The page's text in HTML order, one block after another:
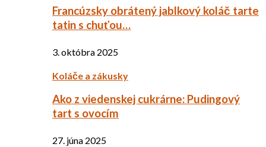
Francúzsky obrátený jablkový koláč tarte
tatin s chuťou…
3. októbra 2025
Koláče a zákusky
Ako z viedenskej cukrárne: Pudingový
tart s ovocím
27. júna 2025